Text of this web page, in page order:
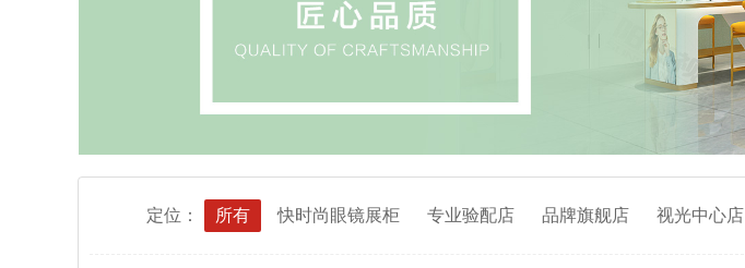
定位： 所有 快时尚眼镜展柜 专业验配店 品牌旗舰店 视光中心店